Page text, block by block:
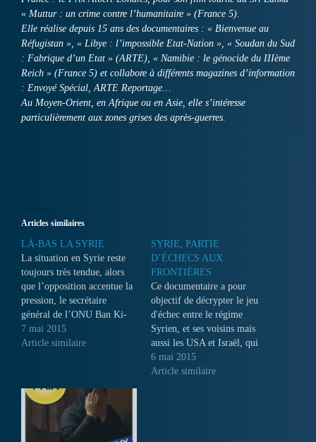
« Muttur : un crime contre l’humanitaire » (France 5).
Elle réalise depuis 15 ans des documentaires : « Bienvenue au
Réfugistan », « Libye : l’impossible Etat-Nation », « Soudan du Sud
: Fabrique d’un Etat » (ARTE), « Namibie : le génocide du IIIème
Reich » (France 5) et collabore à différents magazines d’information
: Envoyé Spécial, ARTE Reportage…
Au Moyen-Orient, en Afrique ou en Asie, elle s’intéresse
particulièrement aux zones grises des après-guerres.
Articles similaires
LÀ-BAS LA SYRIE
La situation en Syrie reste
toujours très tendue, alors
que l’opposition accentue la
pression, le secrétaire
général de l’ONU Ban Ki-
Moon a estimé important
que les Nations-Unies »
président Assad. Certains
opposants ont choisi, eux,…
7 mai 2015
Article similaire
SYRIE, PARTIE
D’ÉCHECS AUX
FRONTIÈRES
Ce documentaire a pour
objectif de décrypter le jeu
d'échec entre le régime
Syrien, et ses voisins mais
aussi les USA et Israël, qui
occupent depuis 40 ans, une
partie du territoire syrien, le
6 mai 2015
Article similaire